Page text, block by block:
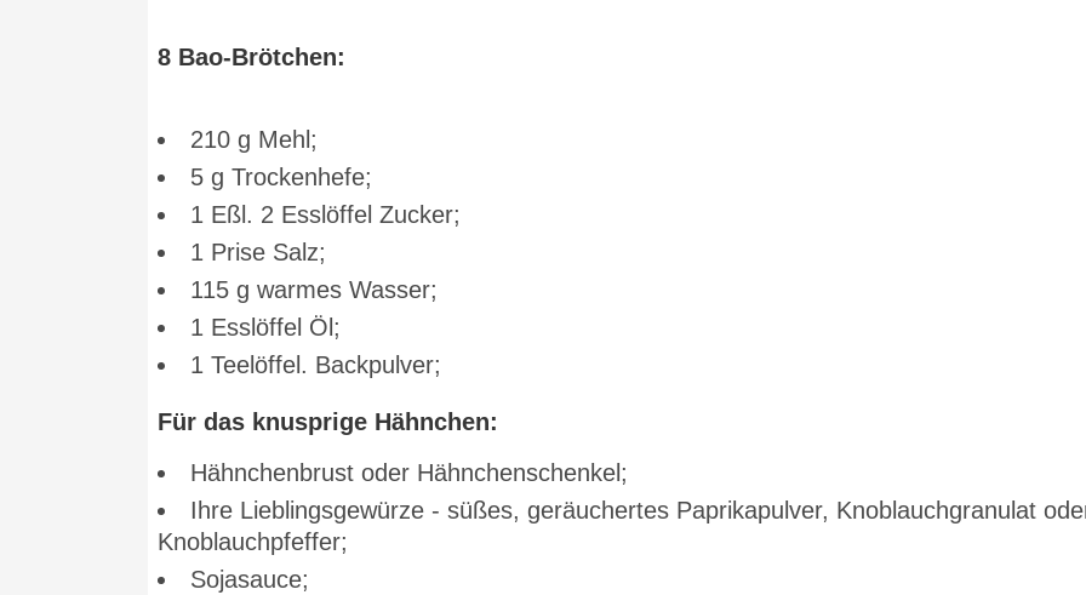
8 Bao-Brötchen:
210 g Mehl;
5 g Trockenhefe;
1 Eßl. 2 Esslöffel Zucker;
1 Prise Salz;
115 g warmes Wasser;
1 Esslöffel Öl;
1 Teelöffel. Backpulver;
Für das knusprige Hähnchen:
Hähnchenbrust oder Hähnchenschenkel;
Ihre Lieblingsgewürze - süßes, geräuchertes Paprikapulver, Knoblauchgranulat
Knoblauchpfeffer;
Sojasauce;